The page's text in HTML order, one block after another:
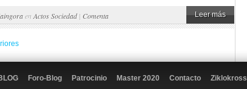
en Actos Sociedad| Comenta Leer más
Foro-Blog Patrocinio Master 2020 Contacto Ziklokross